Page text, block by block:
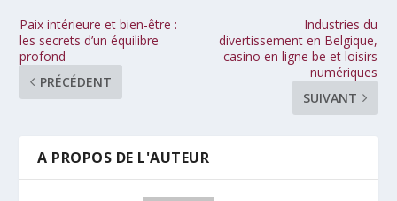
Paix intérieure et bien-être :
les secrets d’un équilibre
profond
PRÉCÉDENT
Industries du
divertissement en Belgique,
casino en ligne be et loisirs
numériques
SUIVANT
A PROPOS DE L'AUTEUR